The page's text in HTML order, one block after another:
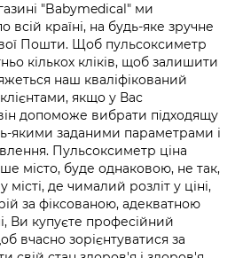
"Babymedical" ми
всій країні, на будь-яке зручне
Пошти. Щоб пульсоксиметр
кількох кліків, щоб залишити
наш кваліфікований
якщо у Вас
допоможе вибрати підходящу
якими заданими параметрами і
Пульсоксиметр ціна
місто, буде однаковою, не так,
місті, де чималий розліт у ціні,
за фіксованою, адекватною
Ви купуєте професійний
вчасно зорієнтуватися за